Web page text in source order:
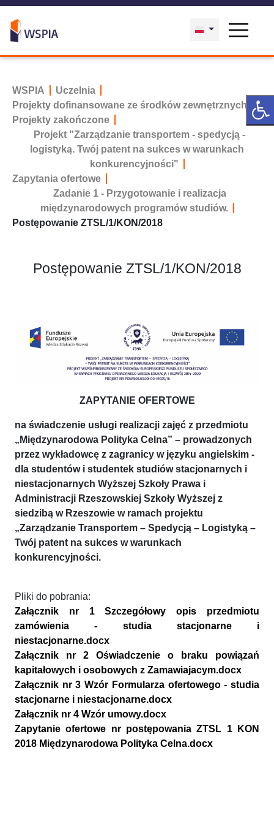
WSPIA
Uczelnia
Projekty dofinansowane ze środków zewnętrznych
Projekty zakończone
Projekt "Zarządzanie transportem - spedycją -
logistyką. Twój patent na sukces w warunkach
konkurencyjności"
Zapytania ofertowe
Zadanie 1 - Przygotowanie i realizacja
międzynarodowych programów studiów.
Postępowanie ZTSL/1/KON/2018
Postępowanie ZTSL/1/KON/2018
ZAPYTANIE OFERTOWE
na świadczenie usługi realizacji zajęć z przedmiotu
„Międzynarodowa Polityka Celna” – prowadzonych
przez wykładowcę z zagranicy w języku angielskim -
dla studentów i studentek studiów stacjonarnych i
niestacjonarnych Wyższej Szkoły Prawa i
Administracji Rzeszowskiej Szkoły Wyższej z
siedzibą w Rzeszowie w ramach projektu
„Zarządzanie Transportem – Spedycją – Logistyką –
Twój patent na sukces w warunkach
konkurencyjności.
Pliki do pobrania:
Załącznik nr 1 Szczegółowy opis przedmiotu
zamówienia - studia stacjonarne i
niestacjonarne.docx
Załącznik nr 2 Oświadczenie o braku powiązań
kapitałowych i osobowych z Zamawiajacym.docx
Załącznik nr 3 Wzór Formularza ofertowego - studia
stacjonarne i niestacjonarne.docx
Załącznik nr 4 Wzór umowy.docx
Zapytanie ofertowe nr postępowania ZTSL 1 KON
2018 Międzynarodowa Polityka Celna.docx